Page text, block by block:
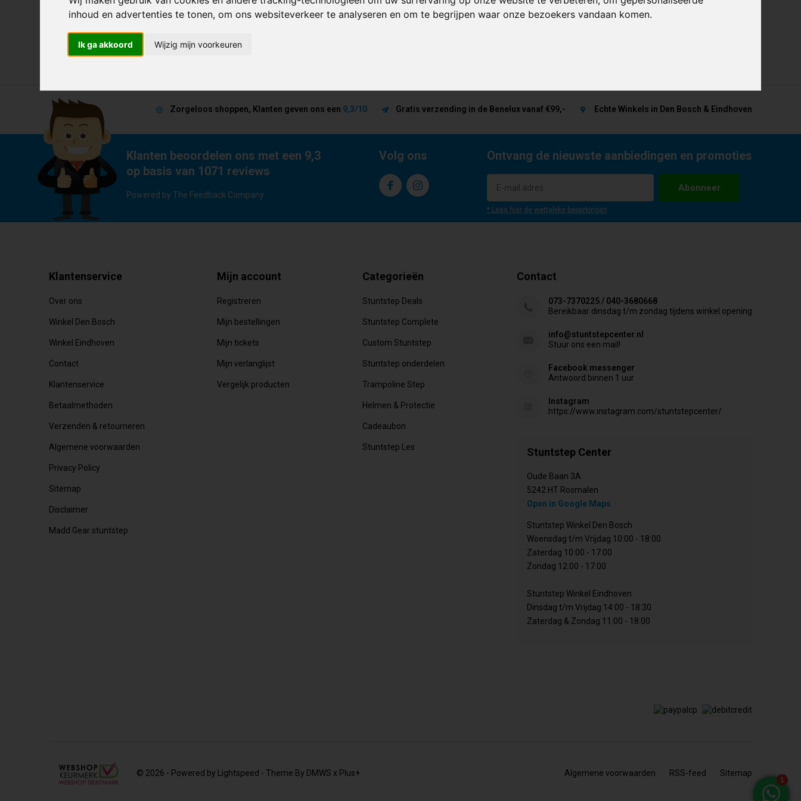
inhoud en advertenties te tonen, om ons websiteverkeer te analyseren en om te begrijpen waar onze bezoekers vandaan komen.
Ik ga akkoord Wijzig mijn voorkeuren
kwaliteit en licht. Mijn zoon is er heel blij
Zorgeloos shoppen, Klanten geven ons een 9,3/10 Gratis verzending in de Benelux vanaf €99,- Echte Winkels in Den Bosch & Eindhoven
Klanten beoordelen ons met een 9,3
op basis van 1071 reviews
Powered by The Feedback Company
Volg ons Ontvang de nieuwste aanbiedingen en promoties
Abonneer
* Lees hier de wettelijke beperkingen
Klantenservice
Over ons
Winkel Den Bosch
Winkel Eindhoven
Contact
Klantenservice
Betaalmethoden
Verzenden & retourneren
Algemene voorwaarden
Privacy Policy
Sitemap
Disclaimer
Madd Gear stuntstep
Mijn account
Registreren
Mijn bestellingen
Mijn tickets
Mijn verlanglijst
Vergelijk producten
Categorieën
Stuntstep Deals
Stuntstep Complete
Custom Stuntstep
Stuntstep onderdelen
Trampoline Step
Helmen & Protectie
Cadeaubon
Stuntstep Les
Contact
073-7370225 / 040-3680668
Bereikbaar dinsdag t/m zondag tijdens winkel opening
info@stuntstepcenter.nl
Stuur ons een mail!
Facebook messenger
Antwoord binnen 1 uur
Instagram
https://www.instagram.com/stuntstepcenter/
Stuntstep Center
Oude Baan 3A
5242 HT Rosmalen
Open in Google Maps
Stuntstep Winkel Den Bosch
Woensdag t/m Vrijdag 10:00 - 18:00
Zaterdag 10:00 - 17:00
Zondag 12:00 - 17:00
Stuntstep Winkel Eindhoven
Dinsdag t/m Vrijdag 14:00 - 18:30
Zaterdag & Zondag 11:00 - 18:00
© 2026 - Powered by Lightspeed - Theme By DMWS x Plus+ Algemene voorwaarden RSS-feed Sitemap